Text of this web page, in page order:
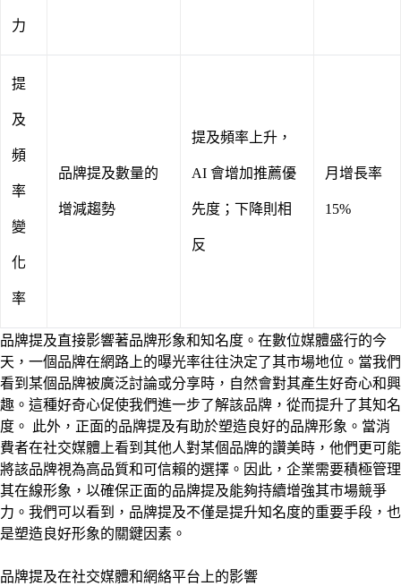
力
提
及
頻
率
變
化
率
品牌提及數量的
增減趨勢
提及頻率上升，
AI 會增加推薦優
先度；下降則相
反
月增長率
15%
品牌提及直接影響著品牌形象和知名度。在數位媒體盛行的今
天，一個品牌在網路上的曝光率往往決定了其市場地位。當我們
看到某個品牌被廣泛討論或分享時，自然會對其產生好奇心和興
趣。這種好奇心促使我們進一步了解該品牌，從而提升了其知名
度。 此外，正面的品牌提及有助於塑造良好的品牌形象。當消
費者在社交媒體上看到其他人對某個品牌的讚美時，他們更可能
將該品牌視為高品質和可信賴的選擇。因此，企業需要積極管理
其在線形象，以確保正面的品牌提及能夠持續增強其市場競爭
力。我們可以看到，品牌提及不僅是提升知名度的重要手段，也
是塑造良好形象的關鍵因素。
品牌提及在社交媒體和網絡平台上的影響